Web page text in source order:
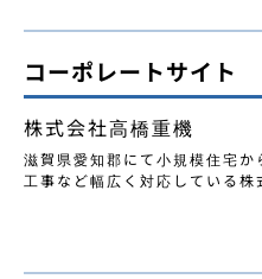
コーポレートサイト
株式会社高橋重機
滋賀県愛知郡にて小規模住宅
工事など幅広く対応している